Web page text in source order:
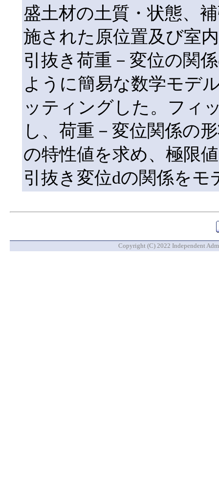
盛土材の土質・状態、
施された原位置及び室
引抜き荷重－変位の関
ように簡易な数学モデ
ッティングした。フィ
し、荷重－変位関係の
の特性値を求め、極限
引抜き変位dの関係をモ
Copyright (C) 2022 Independent